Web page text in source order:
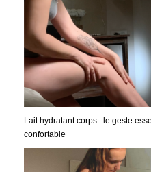
Lait hydratant corps : le geste
confortable